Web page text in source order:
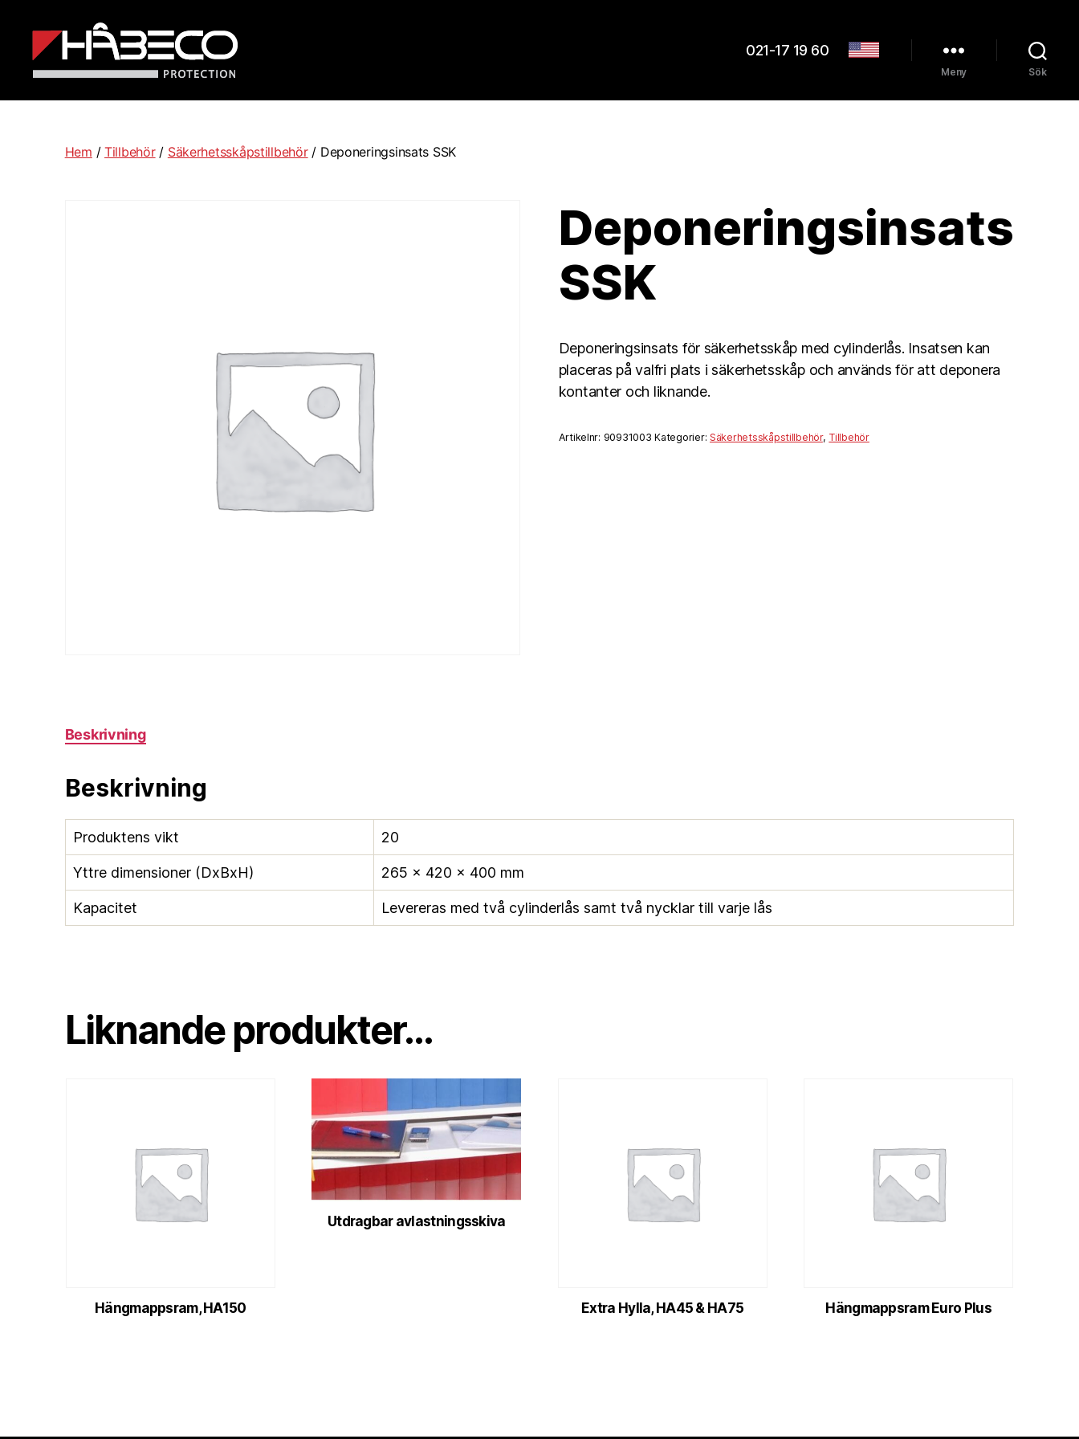
Sverige
021-17 19 60
Meny Sök
Hem /Tillbehör/ Säkerhetsskåpstillbehör/ Deponeringsinsats SSK
Deponeringsinsats
SSK
Deponeringsinsats för säkerhetsskåp med cylinderlås. Insatsen kan
placeras på valfri plats i säkerhetsskåp och används för att deponera
kontanter och liknande.
Artikelnr: 90931003 Kategorier:Säkerhetsskåpstillbehör, Tillbehör
Beskrivning
Beskrivning
Produktens vikt 20
Yttre dimensioner (DxBxH) 265 × 420 × 400 mm
Kapacitet Levereras med två cylinderlås samt två nycklar till varje lås
Liknande produkter...
Hängmappsram, HA150
Utdragbar avlastningsskiva
Extra Hylla, HA45 & HA75 Hängmappsram Euro Plus